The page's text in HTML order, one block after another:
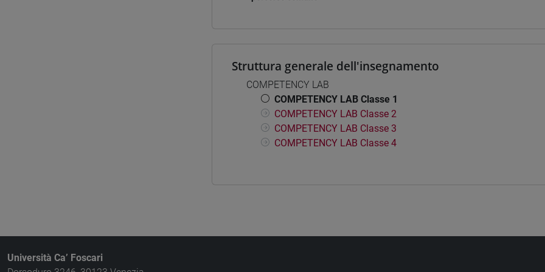
Struttura generale dell'insegnamento
COMPETENCY LAB
COMPETENCY LAB Classe 1
COMPETENCY LAB Classe 2
COMPETENCY LAB Classe 3
COMPETENCY LAB Classe 4
Università Ca’ Foscari